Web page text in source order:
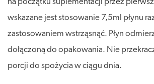
wskazane jest stosowanie 7,5ml płynu
zastosowaniem wstrząsnąć. Płyn
dołączoną do opakowania. Nie
porcji do spożycia w ciągu dnia.